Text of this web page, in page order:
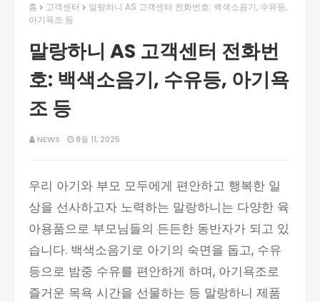
홈 고객센터
말랑하니 AS 고객센터 전화번호: 백색소음기, 수유등,
아기욕조 등
말랑하니 AS 고객센터 전화번
호: 백색소음기, 수유등, 아기욕
조 등
NEWS 8월 11, 2025
우리 아기와 부모 모두에게 편안하고 행복한 일
상을 선사하고자 노력하는 말랑하니는 다양한 육
아용품으로 부모님들의 든든한 동반자가 되고 있
습니다. 백색소음기로 아기의 숙면을 돕고, 수유
등으로 밤중 수유를 편안하게 하며, 아기욕조로
즐거운 목욕 시간을 선물하는 등 말랑하니 제품